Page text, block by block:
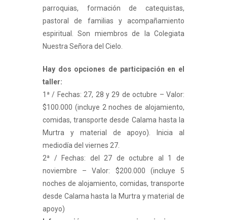
parroquias, formación de catequistas,
pastoral de familias y acompañamiento
espiritual. Son miembros de la Colegiata
Nuestra Señora del Cielo.
Hay dos opciones de participación en el
taller:
1ª / Fechas: 27, 28 y 29 de octubre – Valor:
$100.000 (incluye 2 noches de alojamiento,
comidas, transporte desde Calama hasta la
Murtra y material de apoyo). Inicia al
mediodía del viernes 27.
2ª / Fechas: del 27 de octubre al 1 de
noviembre – Valor: $200.000 (incluye 5
noches de alojamiento, comidas, transporte
desde Calama hasta la Murtra y material de
apoyo)